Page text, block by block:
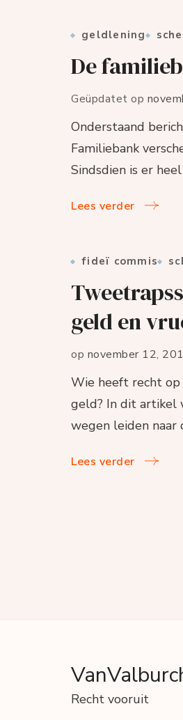
geldlening
De
Geüpdatet op
Onderstaand
Familiebank
Sindsdien is er
Lees verder
fideï commis
geld en
op november 12,
Wie heeft recht
geld? In dit artikel
wegen leiden naar
Lees verder
Recht vooruit